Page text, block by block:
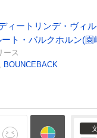
ィートリンデ・ヴィ
ト・バルクホルン(園
ース
, BOUNCEBACK